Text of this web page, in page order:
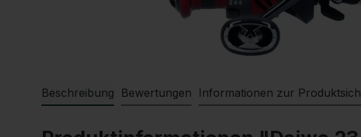
Beschreibung Bewertungen Informationen zur